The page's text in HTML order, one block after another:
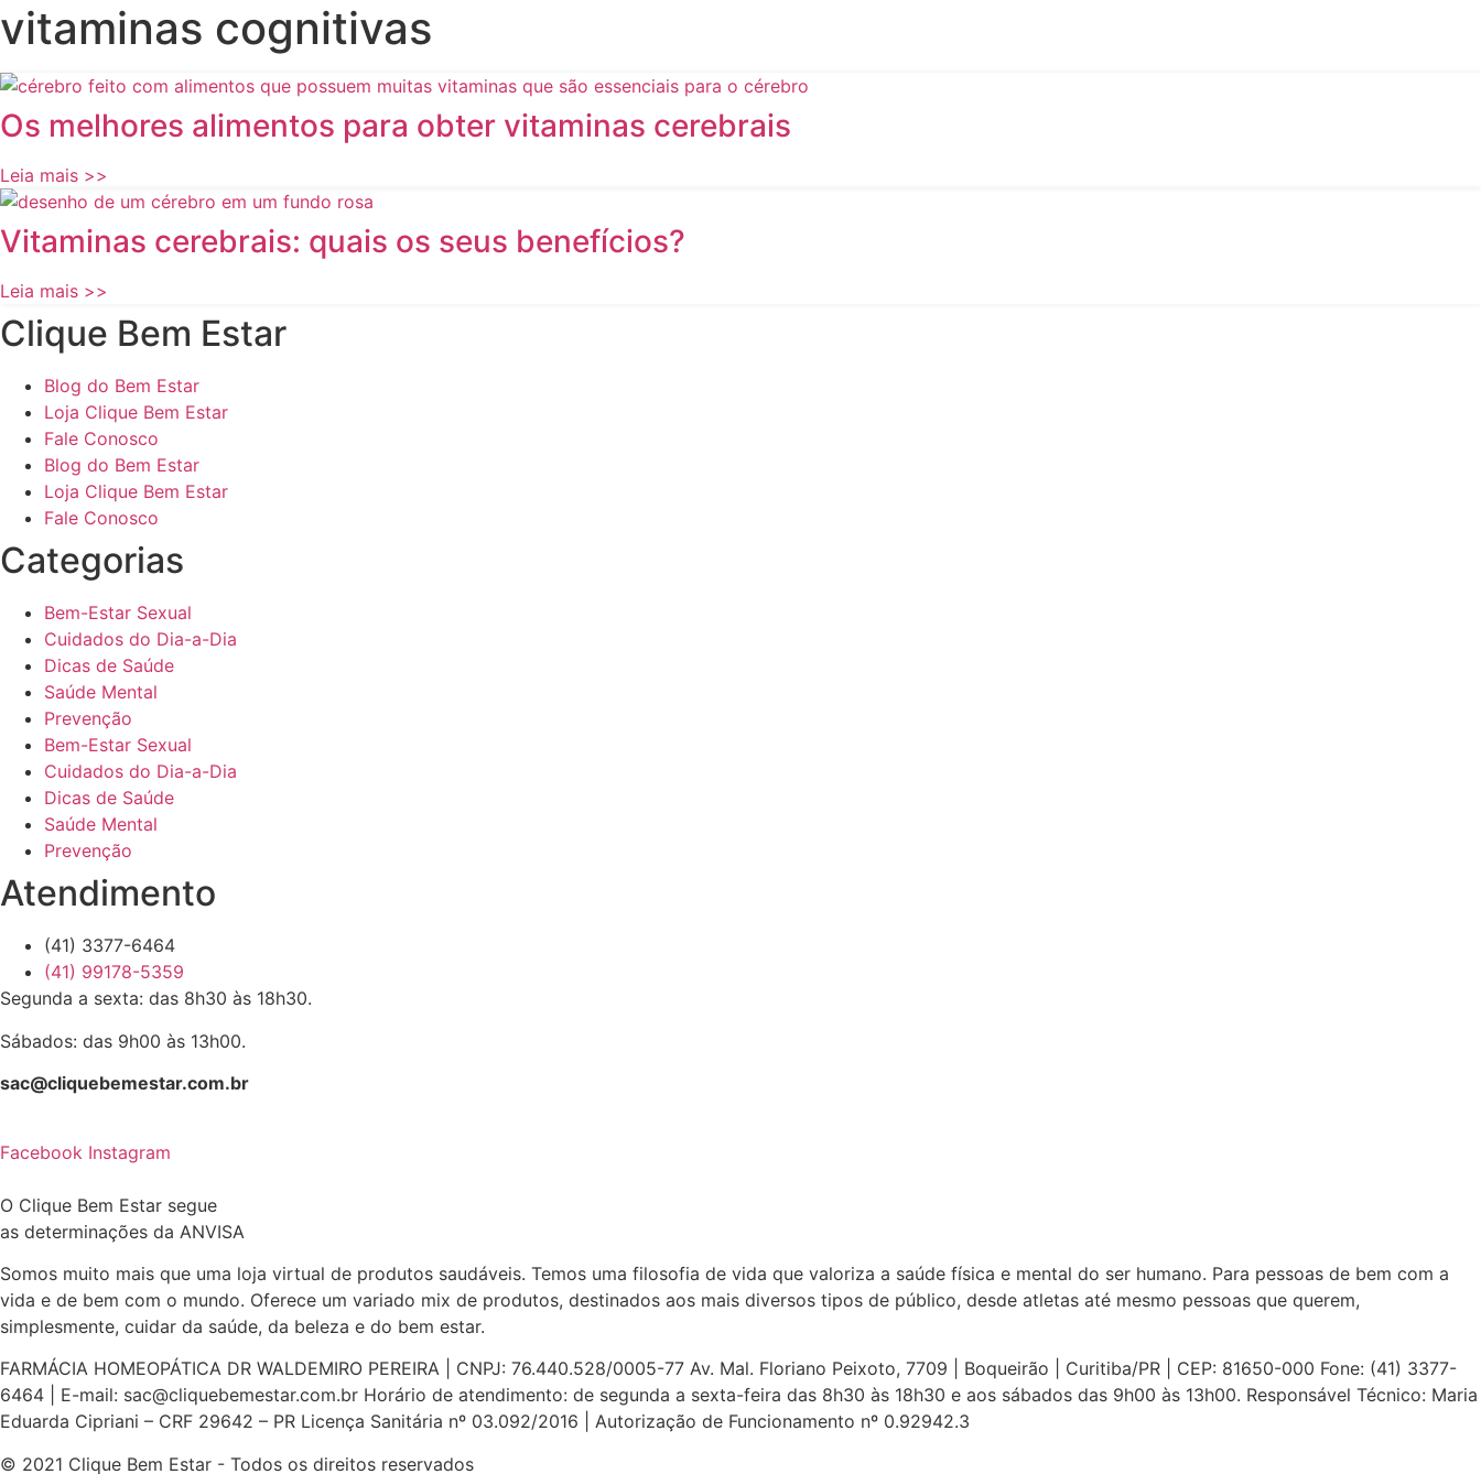
vitaminas cognitivas
Os melhores alimentos para obter vitaminas cerebrais
Leia mais >>
Vitaminas cerebrais: quais os seus benefícios?
Leia mais >>
Clique Bem Estar
Blog do Bem Estar
Loja Clique Bem Estar
Fale Conosco
Blog do Bem Estar
Loja Clique Bem Estar
Fale Conosco
Categorias
Bem-Estar Sexual
Cuidados do Dia-a-Dia
Dicas de Saúde
Saúde Mental
Prevenção
Bem-Estar Sexual
Cuidados do Dia-a-Dia
Dicas de Saúde
Saúde Mental
Prevenção
Atendimento
(41) 3377-6464
(41) 99178-5359
Segunda a sexta: das 8h30 às 18h30.
Sábados: das 9h00 às 13h00.
sac@cliquebemestar.com.br
Facebook Instagram
O Clique Bem Estar segue
as determinações da ANVISA
Somos muito mais que uma loja virtual de produtos saudáveis. Temos uma filosofia de vida que valoriza a saúde física e mental do ser humano. Para pessoas de bem com a
vida e de bem com o mundo. Oferece um variado mix de produtos, destinados aos mais diversos tipos de público, desde atletas até mesmo pessoas que querem,
simplesmente, cuidar da saúde, da beleza e do bem estar.
FARMÁCIA HOMEOPÁTICA DR WALDEMIRO PEREIRA | CNPJ: 76.440.528/0005-77 Av. Mal. Floriano Peixoto, 7709 | Boqueirão | Curitiba/PR | CEP: 81650-000 Fone: (41) 3377-
6464 | E-mail: sac@cliquebemestar.com.br Horário de atendimento: de segunda a sexta-feira das 8h30 às 18h30 e aos sábados das 9h00 às 13h00. Responsável Técnico: Maria
Eduarda Cipriani – CRF 29642 – PR Licença Sanitária nº 03.092/2016 | Autorização de Funcionamento nº 0.92942.3
© 2021 Clique Bem Estar - Todos os direitos reservados